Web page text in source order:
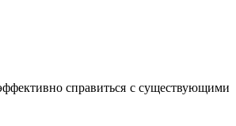
справиться с существующими